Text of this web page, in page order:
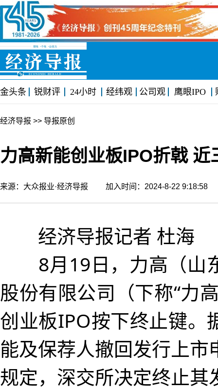
金头条 锐财评 24小时 经纬观 公司观 鹰眼IPO
经济导报 >> 导报原创
力高新能创业板IPO折戟 近
来源：大众报业·经济导报 加入时间：2024-8-22
经济导报记者 杜海
8月19日，力高（山
股份有限公司（下称“力
创业板IPO按下终止键。
能及保荐人撤回发行上市
规定，深交所决定终止其